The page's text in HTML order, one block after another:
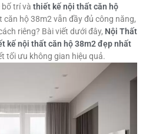
trí và thiết kế nội thất căn hộ
căn hộ 38m2 vẫn đầy đủ công năng,
riêng? Bài viết dưới đây, Nội Thất
kế nội thất căn hộ 38m2 đẹp nhất
tối ưu không gian hiệu quả.